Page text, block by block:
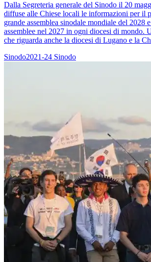
Dalla Segreteria generale del Sinodo il 20
diffuse alle Chiese locali le informazioni per il
grande assemblea sinodale mondiale del 2028
assemblee nel 2027 in ogni diocesi di mondo.
che riguarda anche la diocesi di Lugano e la
Sinodo2021-24 Sinodo